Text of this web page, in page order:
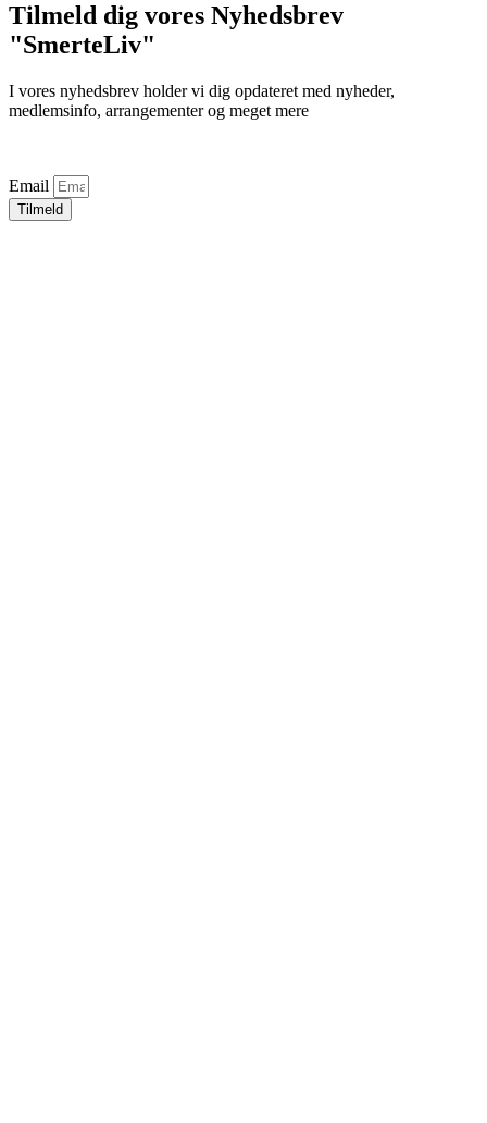
Tilmeld dig vores Nyhedsbrev
"SmerteLiv"
I vores nyhedsbrev holder vi dig opdateret med nyheder,
medlemsinfo, arrangementer og meget mere
Email
Tilmeld